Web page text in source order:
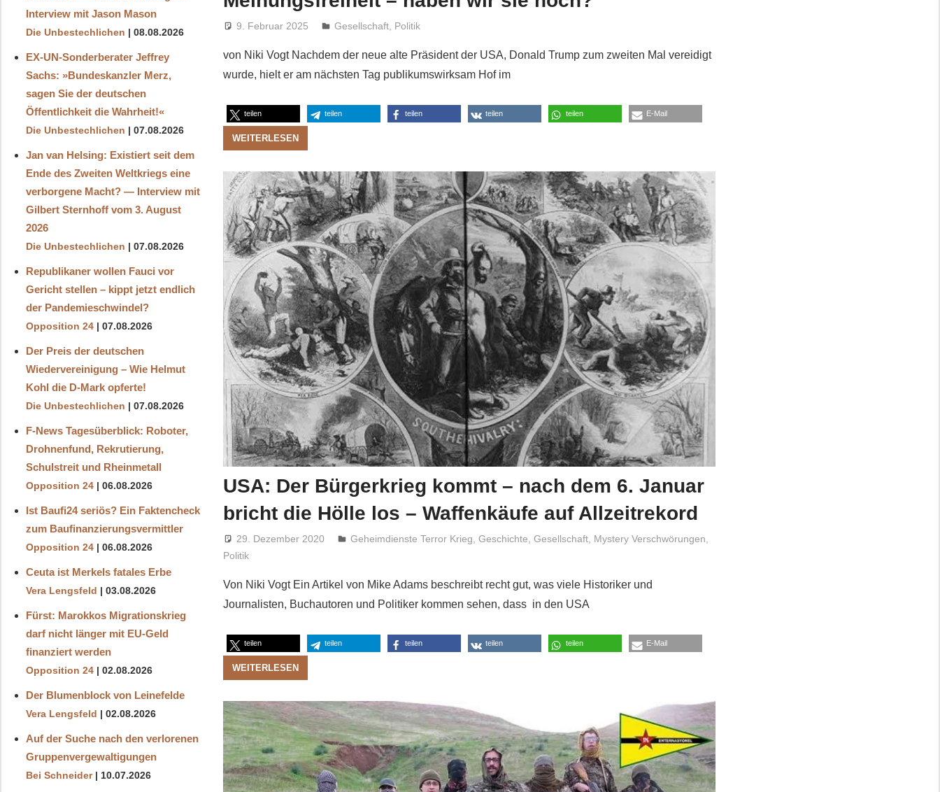
9. Februar 2025 Niki Vogt
Gesellschaft, Politik
von Niki Vogt Nachdem der neue alte Präsident der USA, Donald Trump zum zweiten Mal vereidigt
wurde, hielt er am nächsten Tag publikumswirksam Hof im
teilen teilen teilen teilen teilen E-Mail
WEITERLESEN
USA: Der Bürgerkrieg kommt – nach dem 6. Januar
bricht die Hölle los – Waffenkäufe auf Allzeitrekord
29. Dezember 2020 Niki Vogt
Geheimdienste Terror Krieg, Geschichte, Gesellschaft, Mystery Verschwörungen,
Politik
Von Niki Vogt Ein Artikel von Mike Adams beschreibt recht gut, was viele Historiker und
Journalisten, Buchautoren und Politiker kommen sehen, dass in den USA
teilen teilen teilen teilen teilen E-Mail
WEITERLESEN
Interview mit Jason Mason
Die Unbestechlichen 08.08.2026
EX-UN-Sonderberater Jeffrey
Sachs: »Bundeskanzler Merz,
sagen Sie der deutschen
Öffentlichkeit die Wahrheit!«
Die Unbestechlichen 07.08.2026
Jan van Helsing: Existiert seit dem
Ende des Zweiten Weltkriegs eine
verborgene Macht? — Interview mit
Gilbert Sternhoff vom 3. August
2026
Die Unbestechlichen 07.08.2026
Republikaner wollen Fauci vor
Gericht stellen – kippt jetzt endlich
der Pandemieschwindel?
Opposition 24 07.08.2026
Der Preis der deutschen
Wiedervereinigung – Wie Helmut
Kohl die D‑Mark opferte!
Die Unbestechlichen 07.08.2026
F-News Tagesüberblick: Roboter,
Drohnenfund, Rekrutierung,
Schulstreit und Rheinmetall
Opposition 24 06.08.2026
Ist Baufi24 seriös? Ein Faktencheck
zum Baufinanzierungsvermittler
Opposition 24 06.08.2026
Ceuta ist Merkels fatales Erbe
Vera Lengsfeld 03.08.2026
Fürst: Marokkos Migrationskrieg
darf nicht länger mit EU-Geld
finanziert werden
Opposition 24 02.08.2026
Der Blumenblock von Leinefelde
Vera Lengsfeld 02.08.2026
Auf der Suche nach den verlorenen
Gruppenvergewaltigungen
Bei Schneider 10.07.2026